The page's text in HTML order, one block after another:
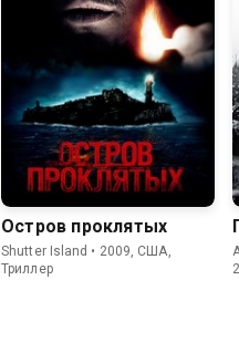
Остров проклятых
Shutter Island • 2009, США,
Триллер